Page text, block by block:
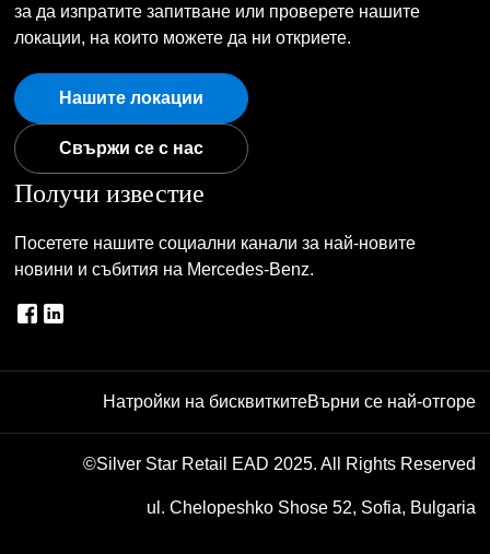
за да изпратите запитване или проверете нашите
локации, на които можете да ни откриете.
Нашите локации
Свържи се с нас
Получи известие
Посетете нашите социални канали за най-новите
новини и събития на Mercedes-Benz.
Натройки на бисквиткитеВърни се най-отгоре
©Silver Star Retail EAD 2025. All Rights Reserved
ul. Chelopeshko Shose 52, Sofia, Bulgaria